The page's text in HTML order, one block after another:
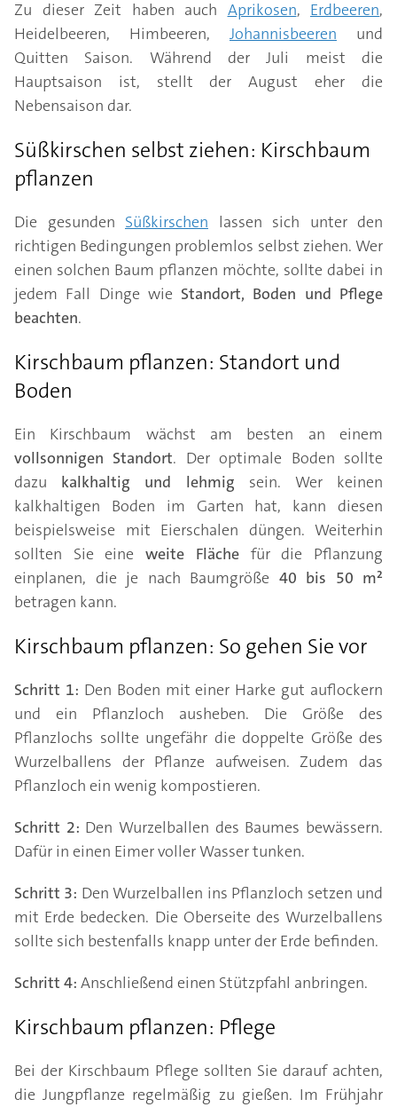
Zu dieser Zeit haben auch Aprikosen, Erdbeeren,
Heidelbeeren, Himbeeren, Johannisbeeren und
Quitten Saison. Während der Juli meist die
Hauptsaison ist, stellt der August eher die
Nebensaison dar.
Süßkirschen selbst ziehen: Kirschbaum
pflanzen
Die gesunden Süßkirschen lassen sich unter den
richtigen Bedingungen problemlos selbst ziehen. Wer
einen solchen Baum pflanzen möchte, sollte dabei in
jedem Fall Dinge wie Standort, Boden und Pflege
beachten.
Kirschbaum pflanzen: Standort und
Boden
Ein Kirschbaum wächst am besten an einem
vollsonnigen Standort. Der optimale Boden sollte
dazu kalkhaltig und lehmig sein. Wer keinen
kalkhaltigen Boden im Garten hat, kann diesen
beispielsweise mit Eierschalen düngen. Weiterhin
sollten Sie eineweite Flächefür die Pflanzung
einplanen, die je nach Baumgröße 40 bis 50 m²
betragen kann.
Kirschbaum pflanzen: So gehen Sie vor
Schritt 1: Den Boden mit einer Harke gut auflockern
und ein Pflanzloch ausheben. Die Größe des
Pflanzlochs sollte ungefähr die doppelte Größe des
Wurzelballens der Pflanze aufweisen. Zudem das
Pflanzloch ein wenig kompostieren.
Schritt 2: Den Wurzelballen des Baumes bewässern.
Dafür in einen Eimer voller Wasser tunken.
Schritt 3: Den Wurzelballen ins Pflanzloch setzen und
mit Erde bedecken. Die Oberseite des Wurzelballens
sollte sich bestenfalls knapp unter der Erde befinden.
Schritt 4: Anschließend einen Stützpfahl anbringen.
Kirschbaum pflanzen: Pflege
Bei der Kirschbaum Pflege sollten Sie darauf achten,
die Jungpflanze regelmäßig zu gießen. Im Frühjahr